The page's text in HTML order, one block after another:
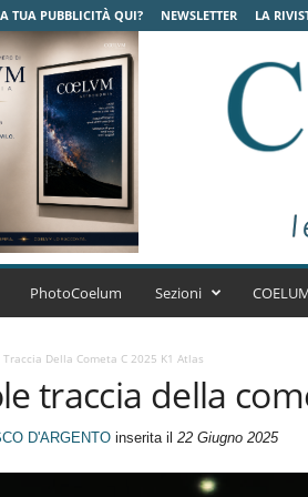
TUA PUBBLICITÀ QUI? NEWSLETTER LA
C
u
A
r
PhotoCoelum Sezioni
Traccia Della Cometa C 2025 K1 Atlas
traccia della
D'ARGENTOinserita il 22 Giugno 2025